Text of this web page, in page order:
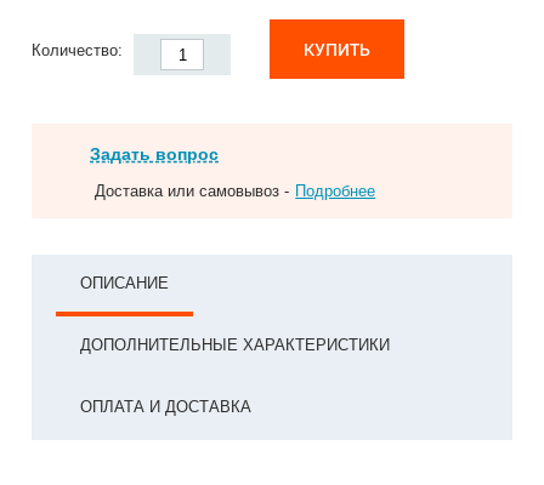
Количество: КУПИТЬ
Задать вопрос
Доставка или самовывоз - Подробнее
ОПИСАНИЕ
ДОПОЛНИТЕЛЬНЫЕ ХАРАКТЕРИСТИКИ
ОПЛАТА И ДОСТАВКА